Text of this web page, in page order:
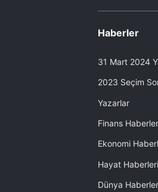
Haberler
31 Mart 2024
2023 Seçim
Yazarlar
Finans
Ekonomi
Hayat Haberleri
Dünya